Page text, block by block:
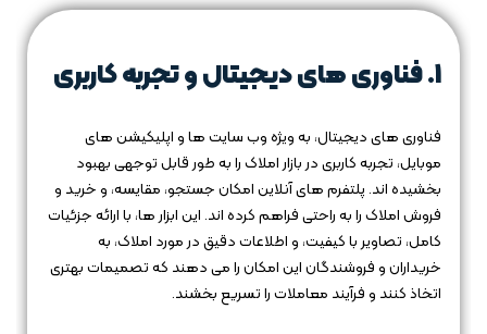
1. فناوری‌ های دیجیتال و تجربه کاربری
فناوری‌ های دیجیتال، به ویژه وب‌ سایت‌ ها و اپلیکیشن‌ های
موبایل، تجربه کاربری در بازار املاک را به طور قابل توجهی بهبود
بخشیده‌ اند. پلتفرم‌ های آنلاین امکان جستجو، مقایسه، و خرید و
فروش املاک را به راحتی فراهم کرده‌ اند. این ابزار ها، با ارائه جزئیات
کامل، تصاویر با کیفیت، و اطلاعات دقیق در مورد املاک، به
خریداران و فروشندگان این امکان را می‌ دهند که تصمیمات بهتری
اتخاذ کنند و فرآیند معاملات را تسریع بخشند.